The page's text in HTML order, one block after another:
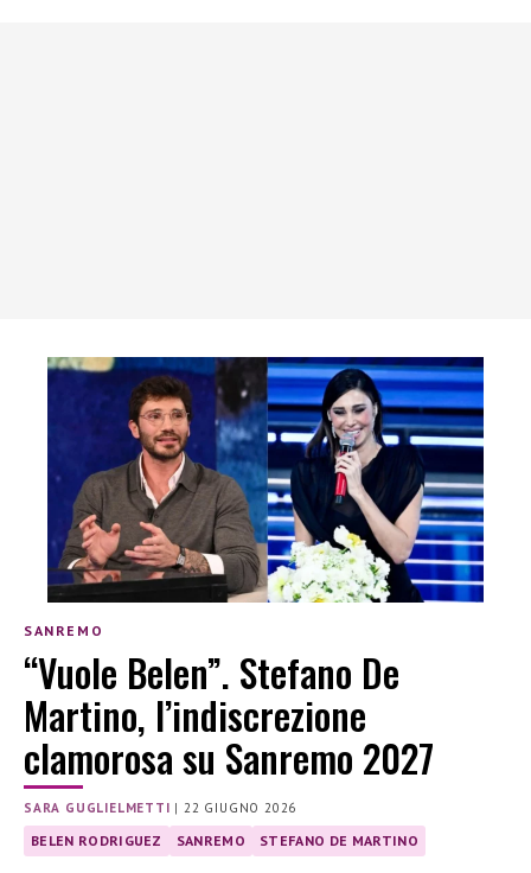
SANREMO
“Vuole Belen”. Stefano De
Martino, l’indiscrezione
clamorosa su Sanremo 2027
SARA GUGLIELMETTI |22 GIUGNO 2026
BELEN RODRIGUEZ SANREMO STEFANO DE MARTINO